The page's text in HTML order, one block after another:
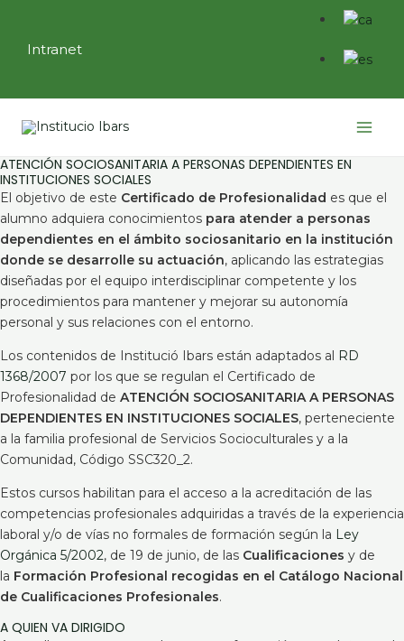
contenido
Intranet
ATENCIÓN SOCIOSANITARIA A PERSONAS DEPENDIENTES EN
INSTITUCIONES SOCIALES
El objetivo de este Certificado de Profesionalidad es que el
alumno adquiera conocimientos para atender a personas
dependientes en el ámbito sociosanitario en la institución
donde se desarrolle su actuación, aplicando las estrategias
diseñadas por el equipo interdisciplinar competente y los
procedimientos para mantener y mejorar su autonomía
personal y sus relaciones con el entorno.
Los contenidos de Institució Ibars están adaptados al RD
1368/2007 por los que se regulan el Certificado de
Profesionalidad de ATENCIÓN SOCIOSANITARIA A PERSONAS
DEPENDIENTES EN INSTITUCIONES SOCIALES, perteneciente
a la familia profesional de Servicios Socioculturales y a la
Comunidad, Código SSC320_2.
Estos cursos habilitan para el acceso a la acreditación de las
competencias profesionales adquiridas a través de la experiencia
laboral y/o de vías no formales de formación según la Ley
Orgánica 5/2002, de 19 de junio, de las Cualificaciones y de
la Formación Profesional recogidas en el Catálogo Nacional
de Cualificaciones Profesionales.
A QUIEN VA DIRIGIDO